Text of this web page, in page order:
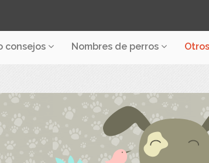
consejos Nombres de perros